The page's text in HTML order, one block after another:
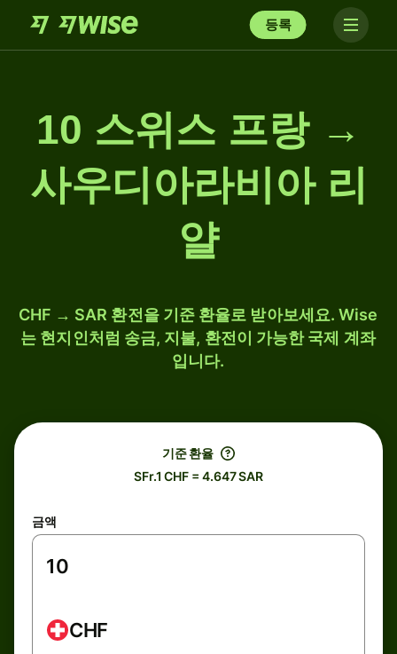
등록
10 스위스 프랑 →
사우디아라비아 리
얄
CHF → SAR 환전을 기준 환율로 받아보세요. Wise
는 현지인처럼 송금, 지불, 환전이 가능한 국제 계좌
입니다.
기준 환율
SFr.1 CHF = 4.647 SAR
금액
CHF